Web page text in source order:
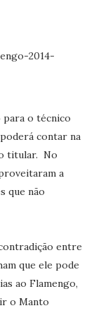
o técnico
contar na
titular. No
a
que não
entre
que ele pode
ao Flamengo,
o Manto